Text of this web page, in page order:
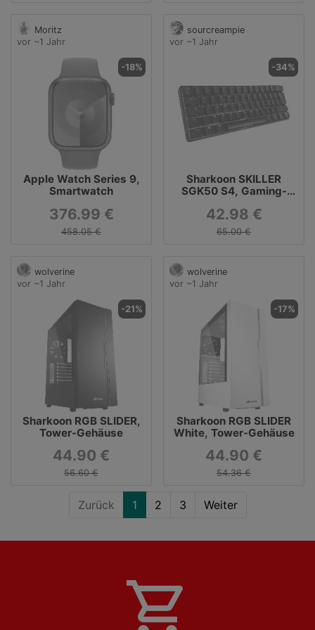
Moritz
vor ~1 Jahr
-18%
Apple Watch Series 9,
Smartwatch
376.99 €
458.05 €
sourcreampie
vor ~1 Jahr
-34%
Sharkoon SKILLER
SGK50 S4, Gaming-
42.98 €
65.00 €
wolverine
vor ~1 Jahr
-21%
Sharkoon RGB SLIDER,
Tower-Gehäuse
44.90 €
56.60 €
wolverine
vor ~1 Jahr
-17%
Sharkoon RGB SLIDER
White, Tower-Gehäuse
44.90 €
54.36 €
Zurück 1 2 3 Weiter
shopping_cart